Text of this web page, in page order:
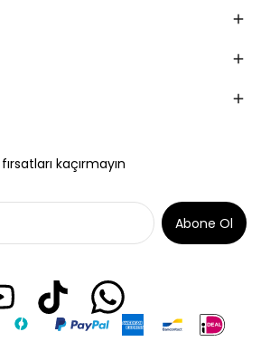
kaçırmayın
Abone Ol